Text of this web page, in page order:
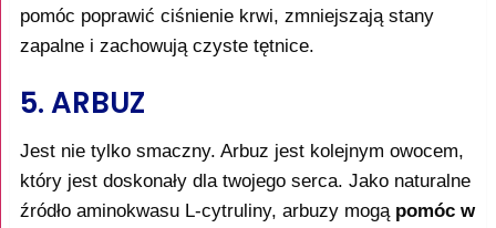
pomóc poprawić ciśnienie krwi, zmniejszają stany
zapalne i zachowują czyste tętnice.
5. ARBUZ
Jest nie tylko smaczny. Arbuz jest kolejnym owocem,
który jest doskonały dla twojego serca. Jako naturalne
źródło aminokwasu L-cytruliny, arbuzy mogą pomóc w